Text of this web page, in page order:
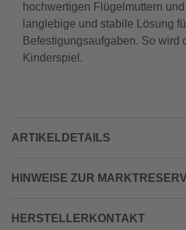
hochwertigen Flügelmuttern
langlebige und stabile Lösung
Befestigungsaufgaben. So wird
Kinderspiel.
ARTIKELDETAILS
HINWEISE ZUR
HERSTELLERKONTAKT